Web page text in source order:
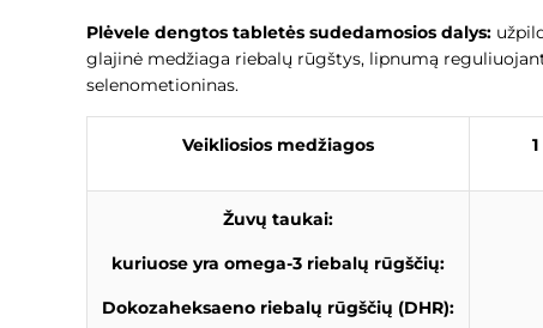
Plėvele dengtos tabletės sudedamosios dalys:
glajinė medžiaga riebalų rūgštys, lipnumą
selenometioninas.
Veikliosios medžiagos
Žuvų taukai:
kuriuose yra omega-3 riebalų rūgščių:
Dokozaheksaeno riebalų rūgščių (DHR):